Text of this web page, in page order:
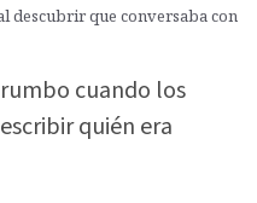
descubrir que conversaba con
cuando los
quién era